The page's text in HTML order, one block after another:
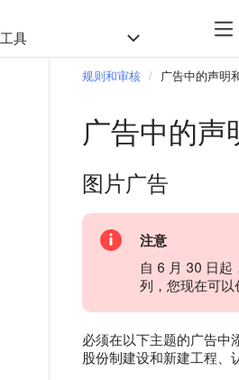
工具
即时通讯应用中的广告
广告系列大师
热门搜索
规则和审核 广告中的声明
广告中的声
图片广告
注意
自 6 月 30 日起
列，您现在可
必须在以下主题的广告中
股份制建设和新建工程、